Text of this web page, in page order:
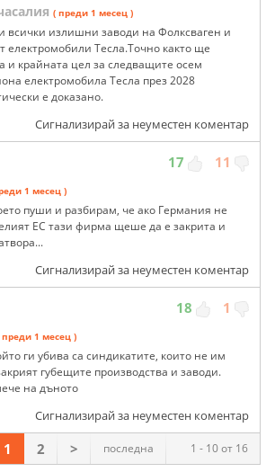
( преди 1 месец )
всички излишни заводи на Фолксваген и
електромобили Тесла.Точно както ще
и крайната цел за следващите осем
електромобила Тесла през 2028
е доказано.
Сигнализирай за неуместен коментар
17 11
1 месец )
пуши и разбирам, че ако Германия не
ЕС тази фирма щеше да е закрита и
Сигнализирай за неуместен коментар
18 1
преди 1 месец )
ги убива са синдикатите, които не им
губещите производства и заводи.
на дъното
Сигнализирай за неуместен коментар
1 - 10 от 16
1 2 > последна